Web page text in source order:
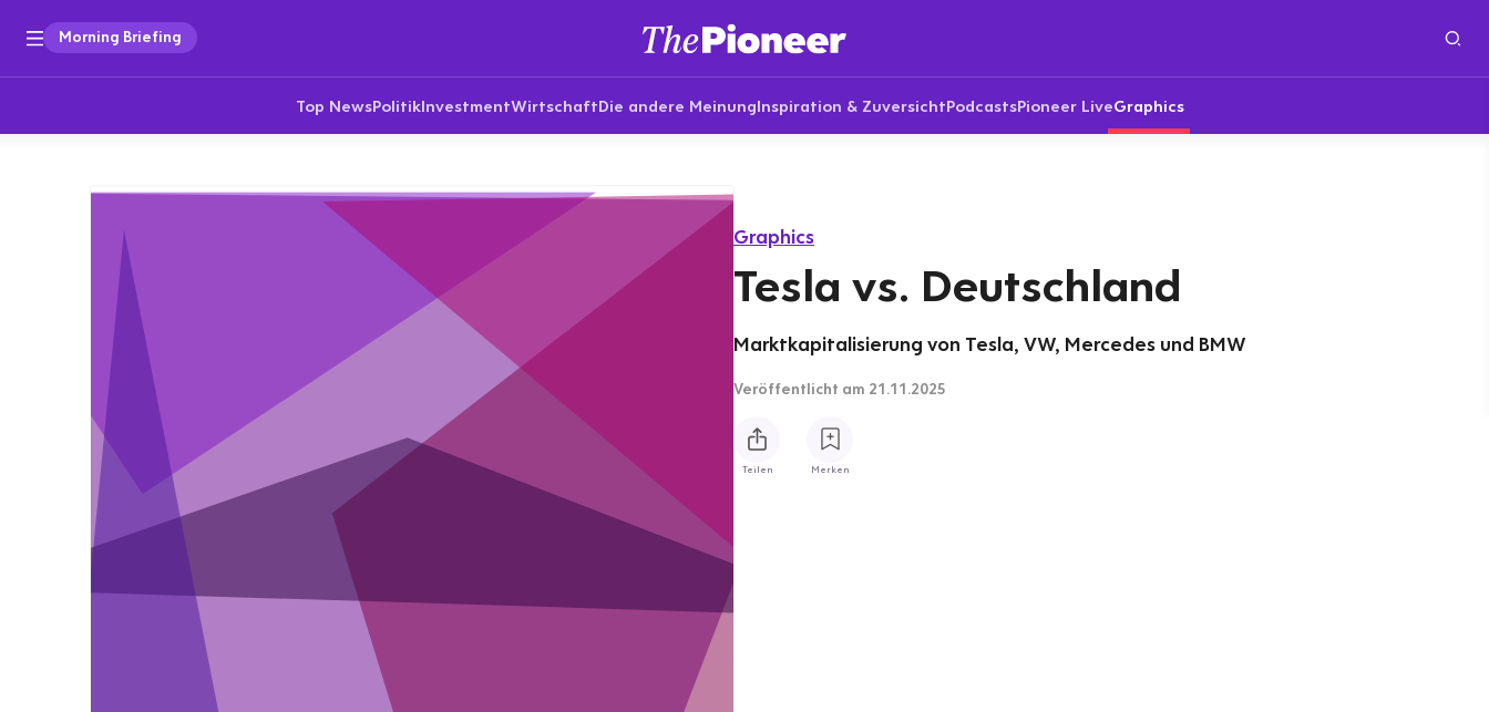
Morning Briefing
Top NewsPolitikInvestmentWirtschaftDie andere MeinungInspiration & ZuversichtPodcastsPioneer LiveGraphics
Graphics
Tesla vs. Deutschland
Marktkapitalisierung von Tesla, VW, Mercedes und BMW
Veröffentlicht am 21.11.2025
Teilen Merken